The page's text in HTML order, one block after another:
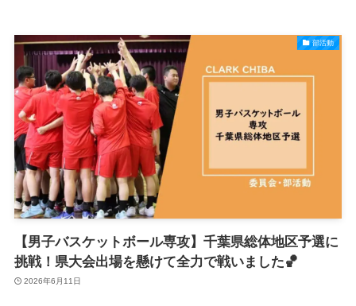
部活動
【男子バスケットボール専攻】千葉県総体地区予選に
挑戦！県大会出場を懸けて全力で戦いました🏀
2026年6月11日